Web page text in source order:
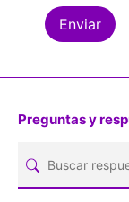
Preguntas y